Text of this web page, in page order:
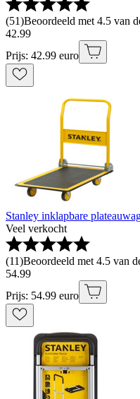
(51)Beoordeeld met 4.5 van
42.99
Prijs: 42.99 euro
Stanley inklapbare
Veel verkocht
(11)Beoordeeld met 4.5 van
54.99
Prijs: 54.99 euro